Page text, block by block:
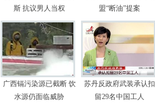
斯 抗议男人当权
盟“断油”提案
广西镉污染源已截断 饮
水源仍面临威胁
苏丹反政府武装承认扣
留29名中国工人